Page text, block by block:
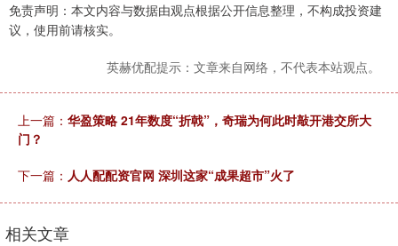
免责声明：本文内容与数据由观点根据公开信息整理，不构成投资建
议，使用前请核实。
英赫优配提示：文章来自网络，不代表本站观点。
上一篇： 华盈策略 21年数度“折戟”，奇瑞为何此时敲开港交所大
门？
下一篇： 人人配配资官网 深圳这家“成果超市”火了
相关文章